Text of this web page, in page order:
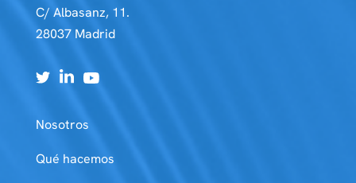
C/ Albasanz, 11.
28037 Madrid
Nosotros
Qué hacemos